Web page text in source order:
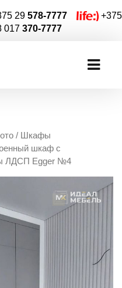
29 578-7777
+375
017 370-7777
/ Шкафы
шкаф с
ЛДСП Egger №4